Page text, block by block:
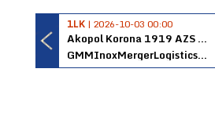
1LK | 2026-10-03 00:00
Akopol Korona 1919 AZS PK Kraków
GMMInoxMergerLogisticsPanteryŁańcut